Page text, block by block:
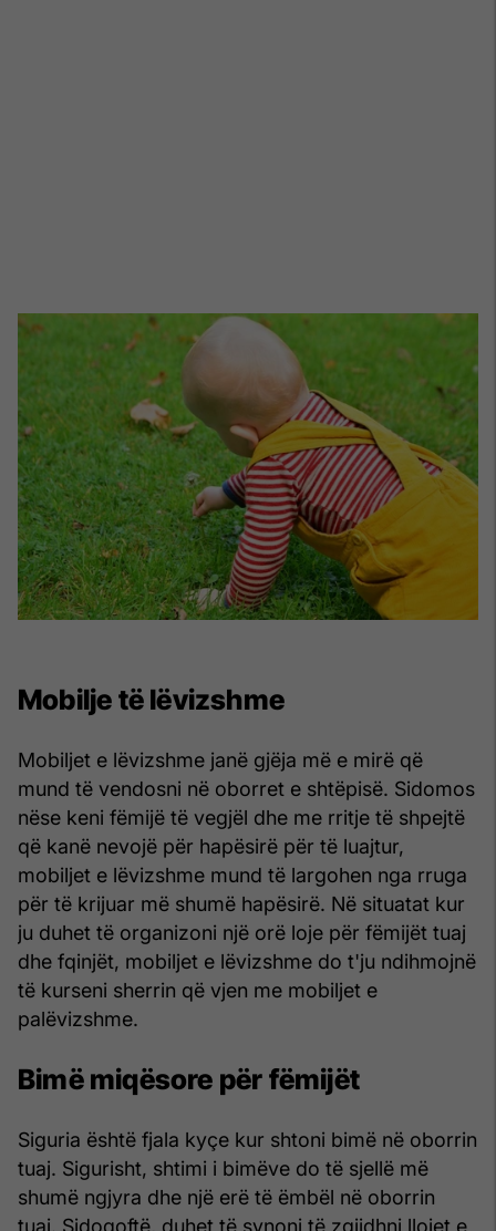
Mobilje të lëvizshme
Mobiljet e lëvizshme janë gjëja më e mirë që
mund të vendosni në oborret e shtëpisë. Sidomos
nëse keni fëmijë të vegjël dhe me rritje të shpejtë
që kanë nevojë për hapësirë ​​për të luajtur,
mobiljet e lëvizshme mund të largohen nga rruga
për të krijuar më shumë hapësirë. Në situatat kur
ju duhet të organizoni një orë loje për fëmijët tuaj
dhe fqinjët, mobiljet e lëvizshme do t'ju ndihmojnë
të kurseni sherrin që vjen me mobiljet e
palëvizshme.
Bimë miqësore për fëmijët
Siguria është fjala kyçe kur shtoni bimë në oborrin
tuaj. Sigurisht, shtimi i bimëve do të sjellë më
shumë ngjyra dhe një erë të ëmbël në oborrin